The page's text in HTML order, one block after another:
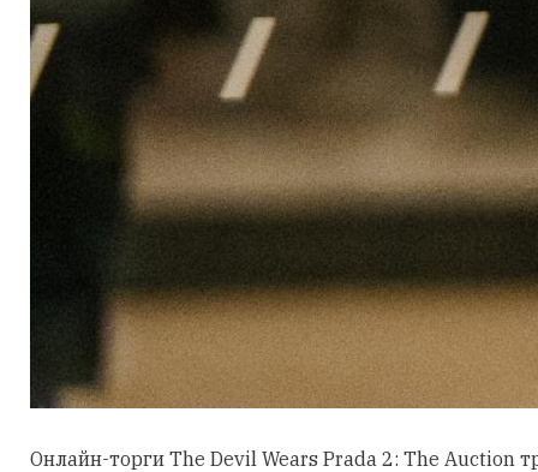
Онлайн-торги The Devil Wears Prada 2: The Auction